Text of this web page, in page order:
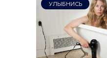
УЛЫБНИСЬ